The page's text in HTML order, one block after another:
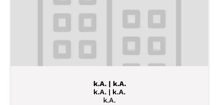
k.A. | k.A.
k.A. | k.A.
k.A.